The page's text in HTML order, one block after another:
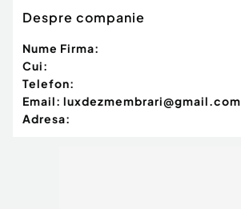
Despre companie
Nume Firma:
Cui:
Telefon:
Email: luxdezmembrari@gmail.com
Adresa: